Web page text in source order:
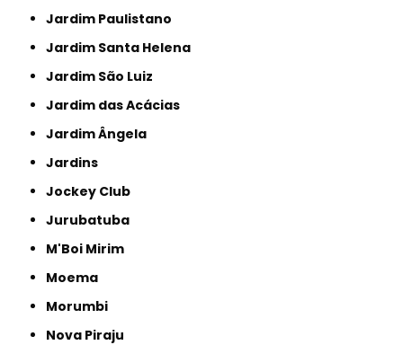
Jardim Paulistano
Jardim Santa Helena
Jardim São Luiz
Jardim das Acácias
Jardim Ângela
Jardins
Jockey Club
Jurubatuba
M'Boi Mirim
Moema
Morumbi
Nova Piraju